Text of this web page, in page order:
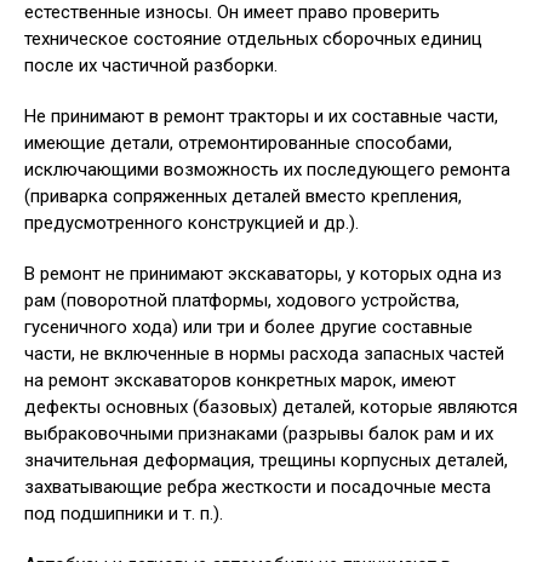
естественные износы. Он имеет право проверить
техническое состояние отдельных сборочных единиц
после их частичной разборки.
Не принимают в ремонт тракторы и их составные части,
имеющие детали, отремонтированные способами,
исключающими возможность их последующего ремонта
(приварка сопряженных деталей вместо крепления,
предусмотренного конструкцией и др.).
В ремонт не принимают экскаваторы, у которых одна из
рам (поворотной платформы, ходового устройства,
гусеничного хода) или три и более другие составные
части, не включенные в нормы расхода запасных частей
на ремонт экскаваторов конкретных марок, имеют
дефекты основных (базовых) деталей, которые являются
выбраковочными признаками (разрывы балок рам и их
значительная деформация, трещины корпусных деталей,
захватывающие ребра жесткости и посадочные места
под подшипники и т. п.).